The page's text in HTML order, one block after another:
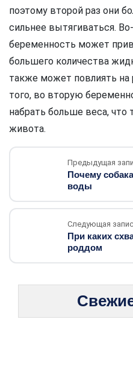
поэтому второй раз они
сильнее вытягиваться.
беременность может
большего количества
также может повлиять
того, во вторую
набрать больше веса, что
живота.
Предыдущая
Почему
воды
Следующая
При каких
роддом